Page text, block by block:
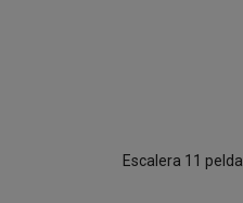
Escalera 11